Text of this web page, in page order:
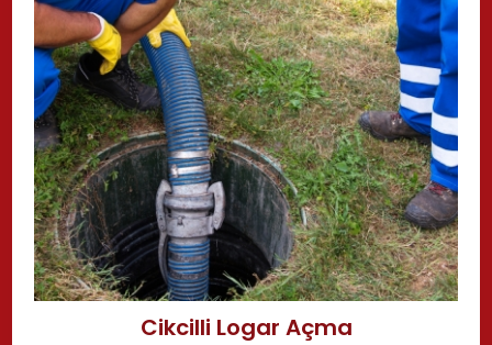
Cikcilli Logar Açma